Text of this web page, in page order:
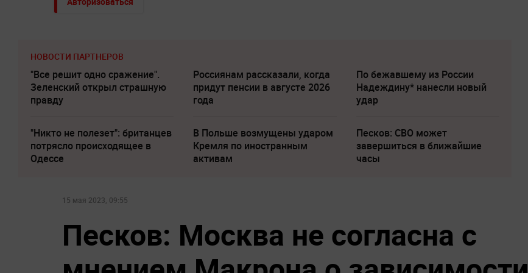
НОВОСТИ ПАРТНЕРОВ
"Все решит одно сражение".
Зеленский открыл страшную
правду
Россиянам рассказали, когда
придут пенсии в августе 2026
года
По бежавшему из России
Надеждину* нанесли новый
удар
"Никто не полезет": британцев
потрясло происходящее в
Одессе
В Польше возмущены ударом
Кремля по иностранным
активам
Песков: СВО может
завершиться в ближайшие
часы
15 мая 2023, 09:55
Песков: Москва не согласна с